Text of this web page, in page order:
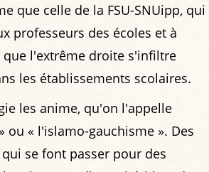
que celle de la FSU-SNUipp, qui
professeurs des écoles et à
l'extrême droite s'infiltre
les établissements scolaires.
les anime, qu'on l'appelle
» ou « l'islamo-gauchisme ». Des
se font passer pour des